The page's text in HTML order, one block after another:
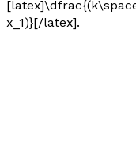
x_1)}[/latex].